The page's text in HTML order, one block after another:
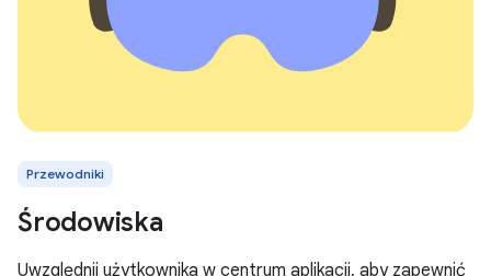
Przewodniki
Środowiska
Uwzględnij użytkownika w centrum aplikacji, aby zapewnić